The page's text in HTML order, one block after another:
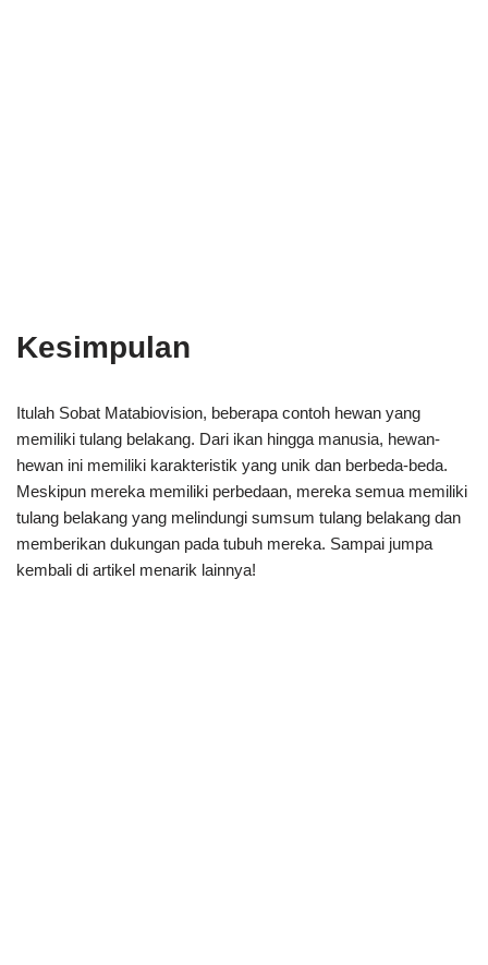
Kesimpulan
Itulah Sobat Matabiovision, beberapa contoh hewan yang
memiliki tulang belakang. Dari ikan hingga manusia, hewan-
hewan ini memiliki karakteristik yang unik dan berbeda-beda.
Meskipun mereka memiliki perbedaan, mereka semua memiliki
tulang belakang yang melindungi sumsum tulang belakang dan
memberikan dukungan pada tubuh mereka. Sampai jumpa
kembali di artikel menarik lainnya!